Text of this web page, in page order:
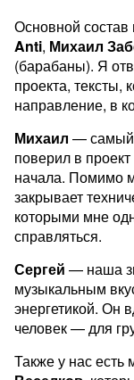
Основной
Anti, Михаил
(барабаны). Я
проекта, тексты,
направление, в
Михаил — самый
поверил в
начала. Помимо
закрывает
которыми мне
справляться.
Сергей — наша
музыкальным
энергетикой. Он
человек — для
Также у нас